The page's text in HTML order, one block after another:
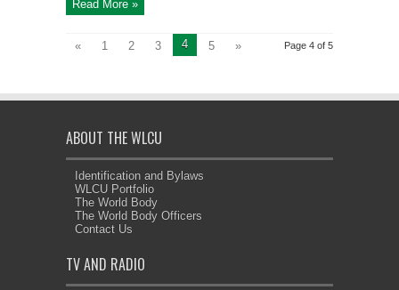
Read More »
Page 4 of 5
« 1 2 3 4 5 »
ABOUT THE WLCU
Identification and Bylaws
WLCU Portfolio
The World Body
The World Body Officers
Contact Us
TV AND RADIO